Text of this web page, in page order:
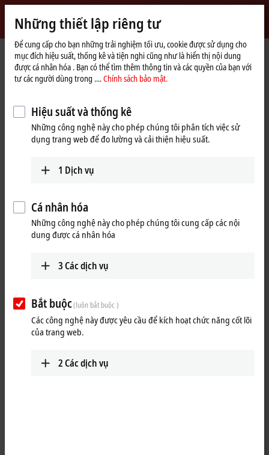
Beckhoff
-
New
Automation
Technology
Trang
chủ
myBeckhoff – Quên mật khẩu
Quên mật khẩu
Nếu bạn quên mật khẩu, chúng tôi sẽ gửi cho bạn e-mail có
liên kết để thiết lập mật khẩu mới.
E-mail *
Gửi đi
Những thiết lập riêng tư
Để cung cấp cho bạn những trải nghiệm tối ưu, cookie được sử dụng cho
mục đích hiệu suất, thống kê và tiện nghi cũng như là hiển thị nội dung
được cá nhân hóa . Bạn có thể tìm thêm thông tin và các quyền của bạn với
tư các người dùng trong ....Chính sách bảo mật.
Hiệu suất và thống kê
Những công nghệ này cho phép chúng tôi phân tích việc sử
dụng trang web để đo lường và cải thiện hiệu suất.
1 Dịch vụ
Cá nhân hóa
Những công nghệ này cho phép chúng tôi cung cấp các nội
dung được cá nhân hóa
3Các dịch vụ
Bắt buộc(luôn bắt buộc )
Các công nghệ này được yêu cầu để kích hoạt chức năng cốt lõi
của trang web.
2Các dịch vụ